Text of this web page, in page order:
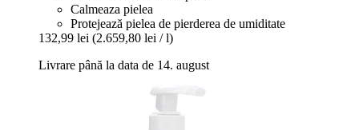
Calmeaza pielea
Protejează pielea de pierderea de umiditate
132,99 lei (2.659,80 lei / l)
Livrare până la data de 14. august